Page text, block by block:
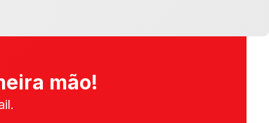
mão!